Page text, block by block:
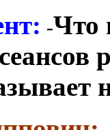
-Что